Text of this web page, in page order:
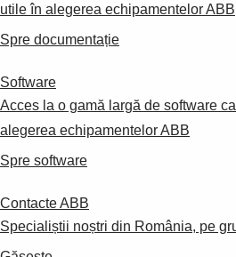
utile în alegerea echipamentelor ABB
Spre documentație
Software
Acces la o gamă largă de software
alegerea echipamentelor ABB
Spre software
Contacte ABB
Specialiștii noștri din România, pe